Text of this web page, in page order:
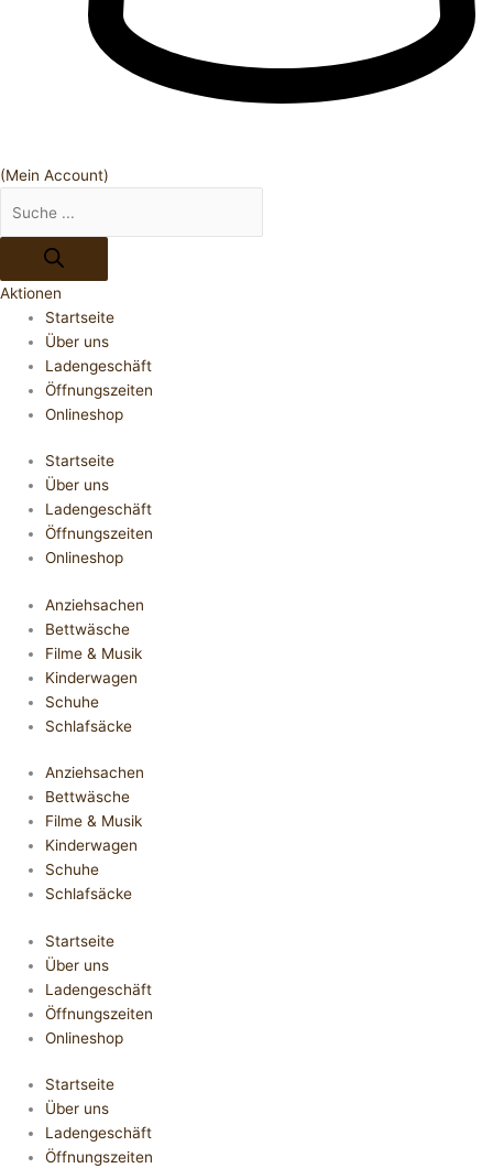
(Mein Account)
Aktionen
Startseite
Über uns
Ladengeschäft
Öffnungszeiten
Onlineshop
Startseite
Über uns
Ladengeschäft
Öffnungszeiten
Onlineshop
Anziehsachen
Bettwäsche
Filme & Musik
Kinderwagen
Schuhe
Schlafsäcke
Anziehsachen
Bettwäsche
Filme & Musik
Kinderwagen
Schuhe
Schlafsäcke
Startseite
Über uns
Ladengeschäft
Öffnungszeiten
Onlineshop
Startseite
Über uns
Ladengeschäft
Öffnungszeiten